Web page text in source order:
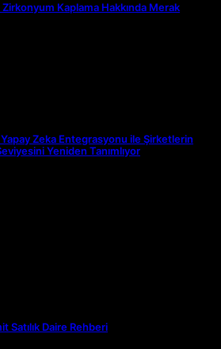
Kaplama Hakkında Merak
Zeka Entegrasyonu ile Şirketlerin
Yeniden Tanımlıyor
Satılık Daire Rehberi